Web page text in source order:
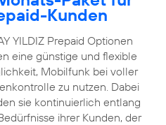
Kunden
YILDIZ Prepaid Optionen
eine günstige und flexible
Mobilfunk bei voller
zu nutzen. Dabei
sie kontinuierlich entlang
ihrer Kunden, der